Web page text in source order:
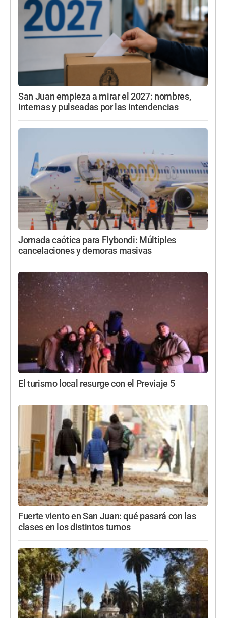
San Juan empieza a mirar el 2027: nombres,
internas y pulseadas por las intendencias
Jornada caótica para Flybondi: Múltiples
cancelaciones y demoras masivas
El turismo local resurge con el Previaje 5
Fuerte viento en San Juan: qué pasará con las
clases en los distintos turnos